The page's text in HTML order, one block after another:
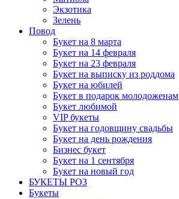
Экзотика
Зелень
Повод
Букет на 8 марта
Букет на 14 февраля
Букет на 23 февраля
Букет на выписку из роддома
Букет на юбилей
Букет в подарок молодоженам
Букет любимой
VIP букеты
Букет на годовщину свадьбы
Букет на день рождения
Бизнес букет
Букет на 1 сентября
Букет на новый год
БУКЕТЫ РОЗ
Букеты